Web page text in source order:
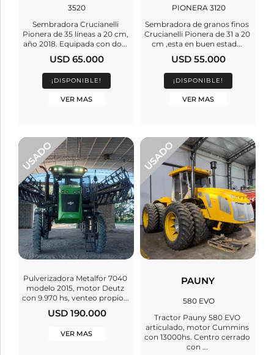
3520
Sembradora Crucianelli
Pionera de 35 líneas a 20 cm,
año 2018. Equipada con do...
USD 65.000
¡DISPONIBLE!
VER MAS
PIONERA 3120
Sembradora de granos finos
Crucianelli Pionera de 31 a 20
cm ,esta en buen estad...
USD 55.000
¡DISPONIBLE!
VER MAS
Pulverizadora Metalfor 7040
modelo 2015, motor Deutz
con 9.970 hs, venteo propio...
USD 190.000
VER MAS
PAUNY
580 EVO
Tractor Pauny 580 EVO
articulado, motor Cummins
con 13000hs. Centro cerrado
con ...